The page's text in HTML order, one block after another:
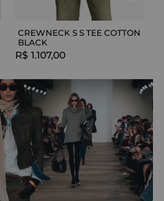
CREWNECK S S TEE COTTON
BLACK
R$ 1.107,00